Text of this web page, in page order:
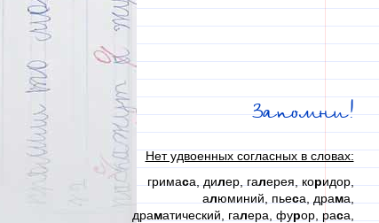
Запомни!
Нет удвоенных согласных в словах:
гримаса, дилер, галерея, коридор,
алюминий, пьеса, драма,
драматический, галера, фурор, раса,